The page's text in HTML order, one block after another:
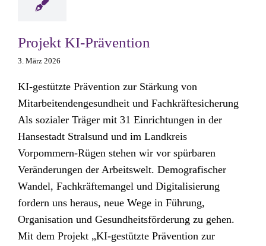
Projekt KI-Prävention
3. März 2026
KI-gestützte Prävention zur Stärkung von
Mitarbeitendengesundheit und Fachkräftesicherung
Als sozialer Träger mit 31 Einrichtungen in der
Hansestadt Stralsund und im Landkreis
Vorpommern-Rügen stehen wir vor spürbaren
Veränderungen der Arbeitswelt. Demografischer
Wandel, Fachkräftemangel und Digitalisierung
fordern uns heraus, neue Wege in Führung,
Organisation und Gesundheitsförderung zu gehen.
Mit dem Projekt „KI-gestützte Prävention zur